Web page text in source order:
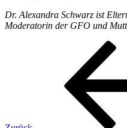
Dr. Alexandra Schwarz ist
Moderatorin der GFO und
Beitragsnavigation